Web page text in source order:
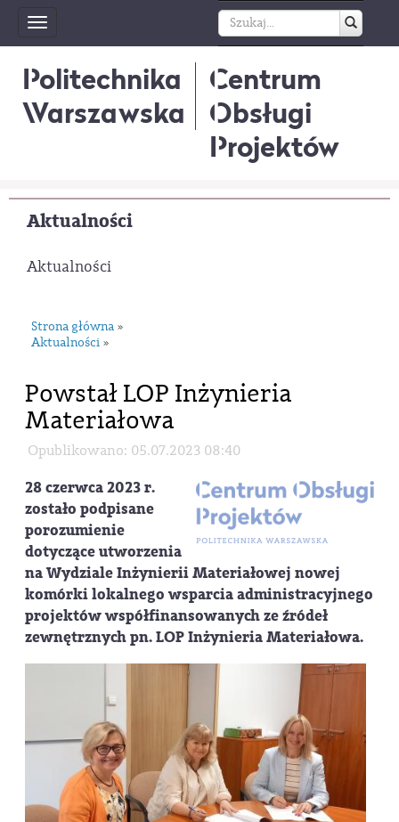
Toggle
navigation
Politechnika
Warszawska
Centrum
Obsługi
Projektów
Aktualności
Aktualności
Strona główna »
Aktualności »
Powstał LOP Inżynieria
Materiałowa
Opublikowano: 05.07.2023 08:40
28 czerwca 2023 r.
zostało podpisane
porozumienie
dotyczące utworzenia
na Wydziale Inżynierii Materiałowej nowej
komórki lokalnego wsparcia administracyjnego
projektów współfinansowanych ze źródeł
zewnętrznych pn. LOP Inżynieria Materiałowa.